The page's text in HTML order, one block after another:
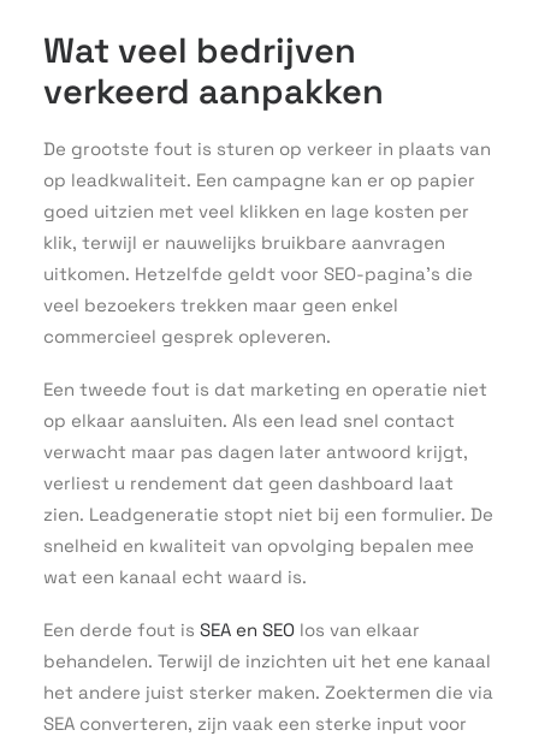
Wat veel bedrijven
verkeerd aanpakken
De grootste fout is sturen op verkeer in plaats van
op leadkwaliteit. Een campagne kan er op papier
goed uitzien met veel klikken en lage kosten per
klik, terwijl er nauwelijks bruikbare aanvragen
uitkomen. Hetzelfde geldt voor SEO-pagina’s die
veel bezoekers trekken maar geen enkel
commercieel gesprek opleveren.
Een tweede fout is dat marketing en operatie niet
op elkaar aansluiten. Als een lead snel contact
verwacht maar pas dagen later antwoord krijgt,
verliest u rendement dat geen dashboard laat
zien. Leadgeneratie stopt niet bij een formulier. De
snelheid en kwaliteit van opvolging bepalen mee
wat een kanaal echt waard is.
Een derde fout is SEA en SEO los van elkaar
behandelen. Terwijl de inzichten uit het ene kanaal
het andere juist sterker maken. Zoektermen die via
SEA converteren, zijn vaak een sterke input voor